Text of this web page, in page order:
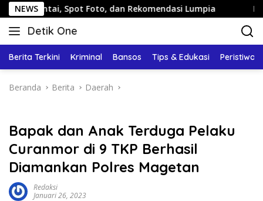
Langsung
ke
konten
NEWS
Spot Foto, dan Rekomendasi Lumpia Panduan
Detik One
Tajam
Fakta
Berita Terkini Kriminal Bansos Tips & Edukasi Peristiwa
Beranda Berita Daerah
Bapak dan Anak Terduga Pelaku
Curanmor di 9 TKP Berhasil
Diamankan Polres Magetan
Redaksi
Januari 26, 2023